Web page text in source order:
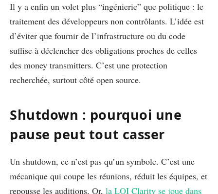
Il y a enfin un volet plus “ingénierie” que politique : le
traitement des développeurs non contrôlants. L’idée est
d’éviter que fournir de l’infrastructure ou du code
suffise à déclencher des obligations proches de celles
des money transmitters. C’est une protection
recherchée, surtout côté open source.
Shutdown : pourquoi une
pause peut tout casser
Un shutdown, ce n’est pas qu’un symbole. C’est une
mécanique qui coupe les réunions, réduit les équipes, et
repousse les auditions. Or, la LOI Clarity se joue dans